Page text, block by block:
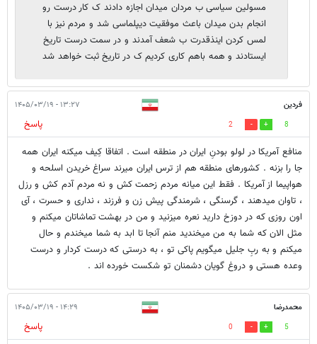
مسولین سیاسی ب مردان میدان اجازه دادند ک کار درست رو
انجام بدن میدان باعث موفقیت دیپلماسی شد و مردم نیز با
لمس کردن اینذقدرت ب شعف آمدند و در سمت درست تاریخ
ایستادند و همه باهم کاری کردیم ک در تاریخ ثبت خواهد شد
فردین ۱۳:۲۷ - ۱۴۰۵/۰۳/۱۹
8
2
پاسخ
منافع آمریکا در لولو بودنِ ایران در منطقه است . اتفاقا کِیف میکنه ایران همه
جا را بزنه . کشورهای منطقه هم از ترس ایران میرند سراغ خریدن اسلحه و
هواپیما از آمریکا . فقط این میانه مردم زحمت کش و نه مردم آدم کش و رزل
، تاوان میدهند ، گرسنگی ، شرمندگی پیش زن و فرزند ، نداری و حسرت ، آی
اون روزی که در دوزخ دارید نعره میزنید و من در بهشت تماشاتان میکنم و
مثل الان که شما به من میخندید منم آنجا تا ابد به شما میخندم و حال
میکنم و به ربِ جلیل میگویم پاکی تو ، به درستی که درست کردار و درست
وعده هستی و دروغ گویان دشمنان تو شکست خورده اند .
محمدرضا ۱۴:۲۹ - ۱۴۰۵/۰۳/۱۹
5
0
پاسخ